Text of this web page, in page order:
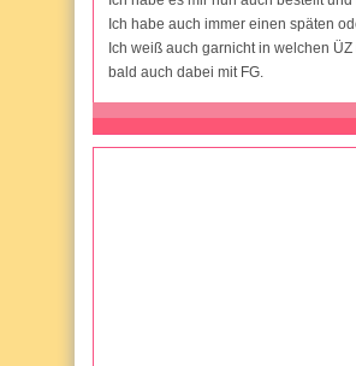
Ich habe auch immer einen späten
Ich weiß auch garnicht in welchen
bald auch dabei mit FG.